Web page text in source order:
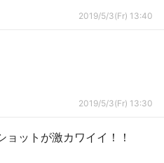
2019/5/3(Fr) 13:40
2019/5/3(Fr) 13:30
ットが激カワイイ！！